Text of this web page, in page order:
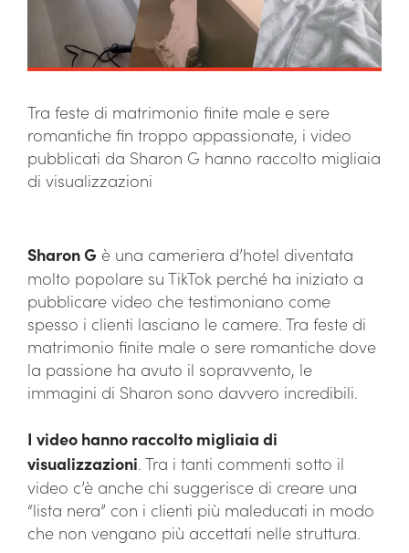
Tra feste di matrimonio finite male e sere
romantiche fin troppo appassionate, i video
pubblicati da Sharon G hanno raccolto migliaia
di visualizzazioni
Sharon G è una cameriera d’hotel diventata
molto popolare su TikTok perché ha iniziato a
pubblicare video che testimoniano come
spesso i clienti lasciano le camere. Tra feste di
matrimonio finite male o sere romantiche dove
la passione ha avuto il sopravvento, le
immagini di Sharon sono davvero incredibili.
I video hanno raccolto migliaia di
visualizzazioni. Tra i tanti commenti sotto il
video c’è anche chi suggerisce di creare una
“lista nera” con i clienti più maleducati in modo
che non vengano più accettati nelle struttura.